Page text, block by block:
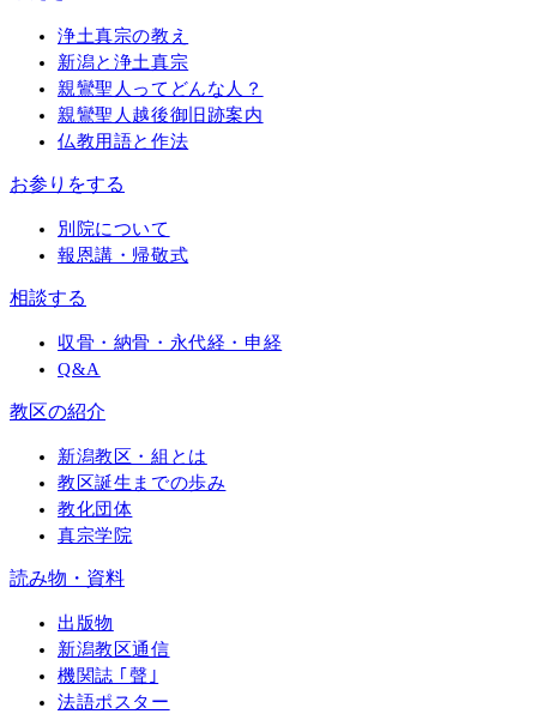
浄土真宗の教え
新潟と浄土真宗
親鸞聖人ってどんな人？
親鸞聖人越後御旧跡案内
仏教用語と作法
お参りをする
別院について
報恩講・帰敬式
相談する
収骨・納骨・永代経・申経
Q&A
教区の紹介
新潟教区・組とは
教区誕生までの歩み
教化団体
真宗学院
読み物・資料
出版物
新潟教区通信
機関誌 ｢聲｣
法語ポスター